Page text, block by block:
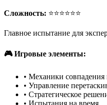
Сложность: ⭐⭐⭐⭐⭐⭐
Главное испытание для
🎮 Игровые элементы:
• Механики совпадения
• Управление
• Стратегическое
• Испытания на время